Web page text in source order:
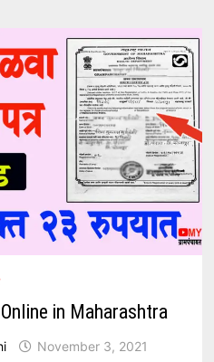
in Maharashtra
November 3, 2021